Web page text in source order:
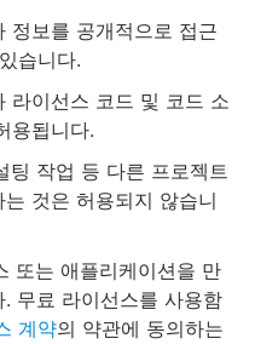
정보를 공개적으로 접근
습니다.
라이선스 코드 및 코드 소
용됩니다.
팅 작업 등 다른 프로젝트
것은 허용되지 않습니
또는 애플리케이션을 만
무료 라이선스를 사용함
계약의 약관에 동의하는